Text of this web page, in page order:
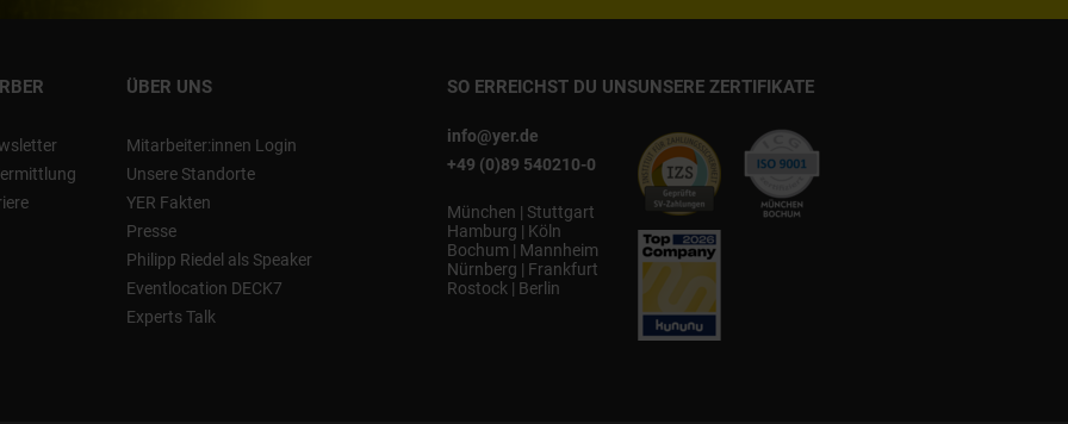
ÜBER UNS
Mitarbeiter:innen Login
Unsere Standorte
YER Fakten
Presse
Philipp Riedel als Speaker
Eventlocation DECK7
Experts Talk
SO ERREICHST DU UNS
info@yer.de
+49 (0)89 540210-0
München | Stuttgart
Hamburg | Köln
Bochum | Mannheim
Nürnberg | Frankfurt
Rostock | Berlin
UNSERE ZERTIFIKATE